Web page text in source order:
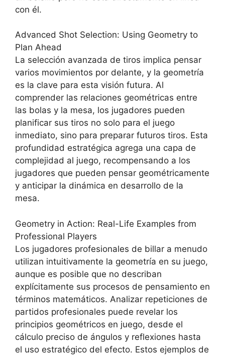
con él.
Advanced Shot Selection: Using Geometry to
Plan Ahead
La selección avanzada de tiros implica pensar
varios movimientos por delante, y la geometría
es la clave para esta visión futura. Al
comprender las relaciones geométricas entre
las bolas y la mesa, los jugadores pueden
planificar sus tiros no solo para el juego
inmediato, sino para preparar futuros tiros. Esta
profundidad estratégica agrega una capa de
complejidad al juego, recompensando a los
jugadores que pueden pensar geométricamente
y anticipar la dinámica en desarrollo de la
mesa.
Geometry in Action: Real-Life Examples from
Professional Players
Los jugadores profesionales de billar a menudo
utilizan intuitivamente la geometría en su juego,
aunque es posible que no describan
explícitamente sus procesos de pensamiento en
términos matemáticos. Analizar repeticiones de
partidos profesionales puede revelar los
principios geométricos en juego, desde el
cálculo preciso de ángulos y reflexiones hasta
el uso estratégico del efecto. Estos ejemplos de